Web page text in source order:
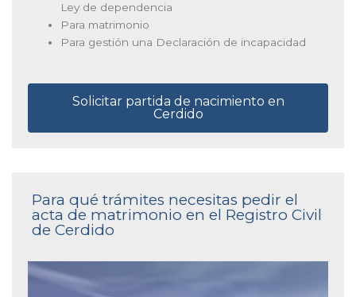
Ley de dependencia
Para matrimonio
Para gestión una Declaración de incapacidad
Solicitar partida de nacimiento en
Cerdido
Para qué trámites necesitas pedir el
acta de matrimonio en el Registro Civil
de Cerdido